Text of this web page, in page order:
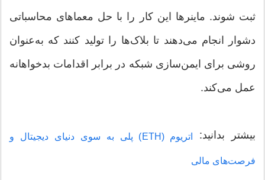
ثبت شوند. ماینرها این کار را با حل معماهای محاسباتی
دشوار انجام می‌دهند تا بلاک‌ها را تولید کنند که به‌عنوان
روشی برای ایمن‌سازی شبکه در برابر اقدامات بدخواهانه
عمل می‌کند.
بیشتر بدانید: اتریوم (ETH) پلی به سوی دنیای دیجیتال و
فرصت‌های مالی